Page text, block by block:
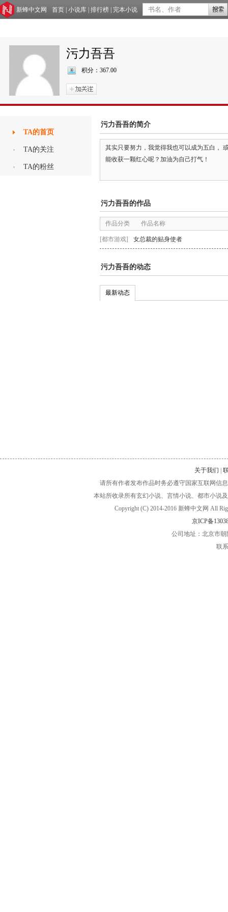
新蜂中文网 首页 小说库 排行榜 完本小说
污力吾吾
积分： 367.00
TA的首页
TA的关注
TA的粉丝
污力吾吾的简介
其实只要努力，我觉得我也可以成为五白，
能收获一颗红心呢？加油为自己打气！
污力吾吾的作品
作品分类 作品名称
[都市游戏] 女总裁的贴身使者
污力吾吾的动态
最新动态
关于我们
请所有作者发布作品时务必遵守国家互联网信
本站所收录所有玄幻小说、言情小说、都市小说
Copyright (C) 2014-2016 新蜂中文网 All
京ICP备
公司地址：北京市朝
联